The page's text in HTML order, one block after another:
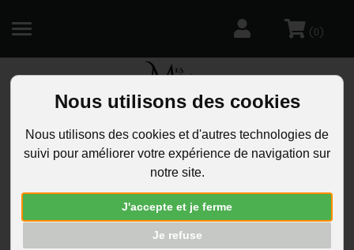
Nous utilisons des cookies
Nous utilisons des cookies et d'autres technologies de
suivi pour améliorer votre expérience de navigation sur
notre site.
J'accepte et je ferme
Je refuse
(0)